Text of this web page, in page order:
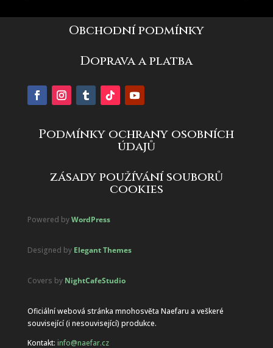
Obchodní podmínky
Doprava a platba
Podmínky ochrany osobních
údajů
zásady používání souborů
cookies
Powered byWordPress
Designed by Elegant Themes
Covers by NightCafeStudio
Oficiální webová stránka mnohosvěta Naefaru a veškeré
související (i nesouvisející) produkce.
Kontakt: info@naefar.cz